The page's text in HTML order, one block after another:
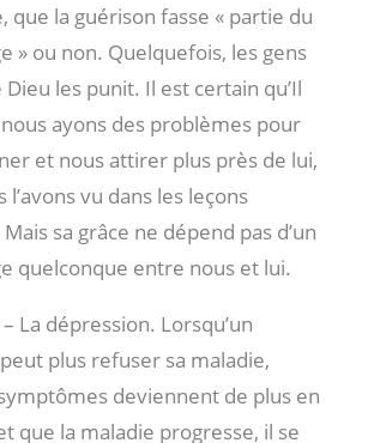
que la guérison fasse « partie du
» ou non. Quelquefois, les gens
les punit. Il est certain qu’Il
ayons des problèmes pour
et nous attirer plus près de lui,
vu dans les leçons
sa grâce ne dépend pas d’un
quelconque entre nous et lui.
La dépression. Lorsqu’un
plus refuser sa maladie,
deviennent de plus en
que la maladie progresse, il se